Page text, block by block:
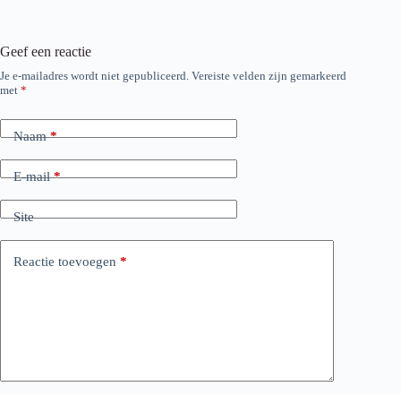
Geef een reactie
Je e-mailadres wordt niet gepubliceerd. Vereiste velden zijn gemarkeerd
met *
Naam*
E-mail*
Site
Reactie toevoegen *